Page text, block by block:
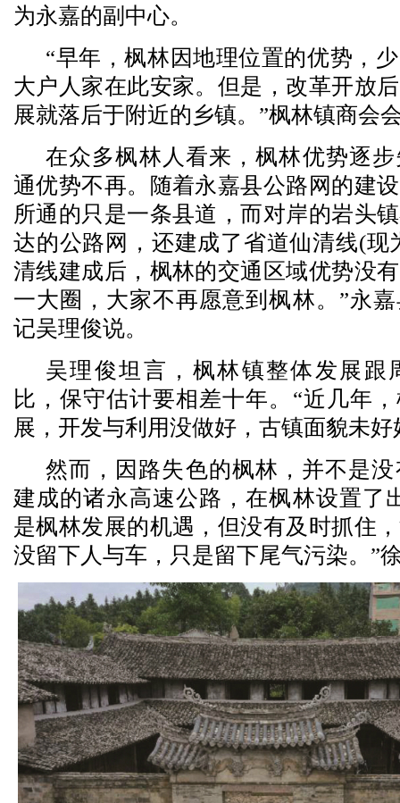
为永嘉的副中心。
“早年，枫林因地理位置的优势，
大户人家在此安家。但是，改革开放
展就落后于附近的乡镇。”枫林镇商会
在众多枫林人看来，枫林优势逐
通优势不再。随着永嘉县公路网的建
所通的只是一条县道，而对岸的岩头
达的公路网，还建成了省道仙清线(现
清线建成后，枫林的交通区域优势没
一大圈，大家不再愿意到枫林。”永
记吴理俊说。
吴理俊坦言，枫林镇整体发展跟
比，保守估计要相差十年。“近几年
展，开发与利用没做好，古镇面貌未好
然而，因路失色的枫林，并不是没
建成的诸永高速公路，在枫林设置了
是枫林发展的机遇，但没有及时抓住
没留下人与车，只是留下尾气污染。”